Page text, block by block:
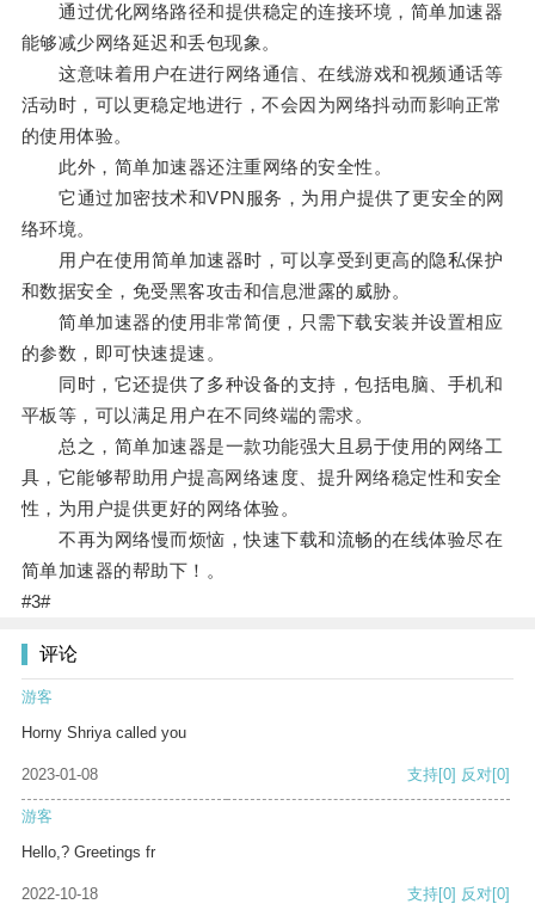
通过优化网络路径和提供稳定的连接环境，简单加速器
能够减少网络延迟和丢包现象。
这意味着用户在进行网络通信、在线游戏和视频通话等
活动时，可以更稳定地进行，不会因为网络抖动而影响正常
的使用体验。
此外，简单加速器还注重网络的安全性。
它通过加密技术和VPN服务，为用户提供了更安全的网
络环境。
用户在使用简单加速器时，可以享受到更高的隐私保护
和数据安全，免受黑客攻击和信息泄露的威胁。
简单加速器的使用非常简便，只需下载安装并设置相应
的参数，即可快速提速。
同时，它还提供了多种设备的支持，包括电脑、手机和
平板等，可以满足用户在不同终端的需求。
总之，简单加速器是一款功能强大且易于使用的网络工
具，它能够帮助用户提高网络速度、提升网络稳定性和安全
性，为用户提供更好的网络体验。
不再为网络慢而烦恼，快速下载和流畅的在线体验尽在
简单加速器的帮助下！。
#3#
评论
游客
Horny Shriya called you
2023-01-08 支持[0] 反对[0]
游客
Hello,? Greetings fr
2022-10-18 支持[0] 反对[0]